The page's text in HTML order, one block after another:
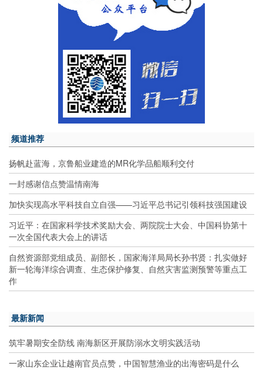
频道推荐
扬帆赴蓝海，京鲁船业建造的MR化学品船顺利交付
一封感谢信点赞温情南海
加快实现高水平科技自立自强——习近平总书记引领科技强国建设
习近平：在国家科学技术奖励大会、两院院士大会、中国科协第十
一次全国代表大会上的讲话
自然资源部党组成员、副部长，国家海洋局局长孙书贤：扎实做好
新一轮海洋综合调查、生态保护修复、自然灾害监测预警等重点工
作
最新新闻
筑牢暑期安全防线 南海新区开展防溺水文明实践活动
一家山东企业让越南官员点赞，中国智慧渔业的出海密码是什么